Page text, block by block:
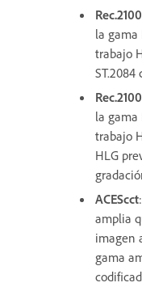
la gama
trabajo
la gama
trabajo
HLG
ACEScct
amplia
imagen
gama